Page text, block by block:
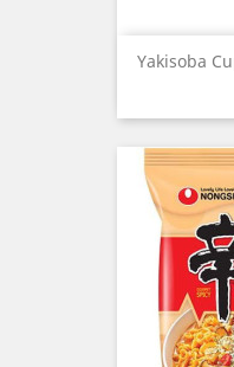
Yakisoba